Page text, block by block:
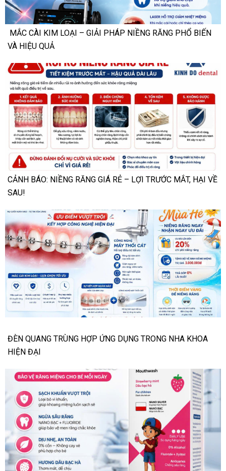
MẮC CÀI KIM LOẠI – GIẢI PHÁP NIỀNG RĂNG PHỔ BIẾN
VÀ HIỆU QUẢ
CẢNH BÁO: NIỀNG RĂNG GIÁ RẺ – LỢI TRƯỚC MẮT, HẠI VỀ
SAU!
ĐÈN QUANG TRÙNG HỢP ỨNG DỤNG TRONG NHA KHOA
HIỆN ĐẠI